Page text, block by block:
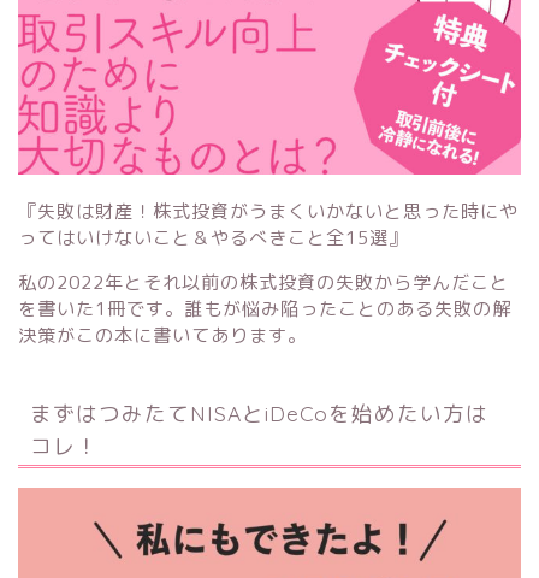
『失敗は財産！株式投資がうまくいかないと思った時にや
ってはいけないこと＆やるべきこと全15選』
私の2022年とそれ以前の株式投資の失敗から学んだこと
を書いた1冊です。誰もが悩み陥ったことのある失敗の解
決策がこの本に書いてあります。
まずはつみたてNISAとiDeCoを始めたい方は
コレ！